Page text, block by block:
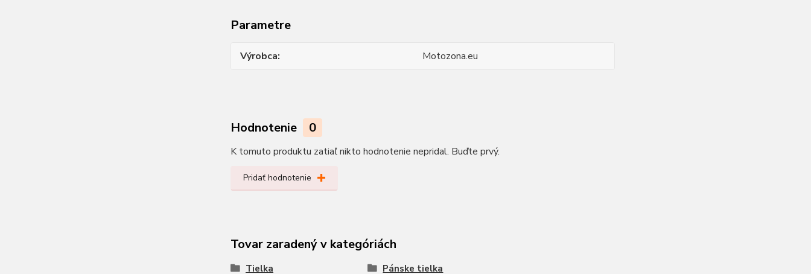
Parametre
Výrobca Motozona.eu
Hodnotenie 0
K tomuto produktu zatiaľ nikto hodnotenie nepridal. Buďte prvý.
Pridať hodnotenie
Tovar zaradený v kategóriách
Tielka Pánske tielka